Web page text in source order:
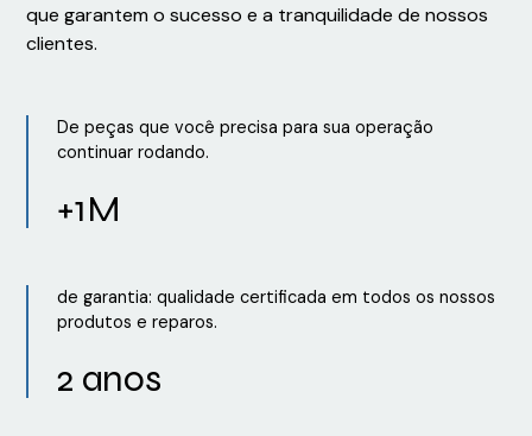
que garantem o sucesso e a tranquilidade de nossos
clientes.
De peças que você precisa para sua operação
continuar rodando.
+1M
de garantia: qualidade certificada em todos os nossos
produtos e reparos.
2 anos